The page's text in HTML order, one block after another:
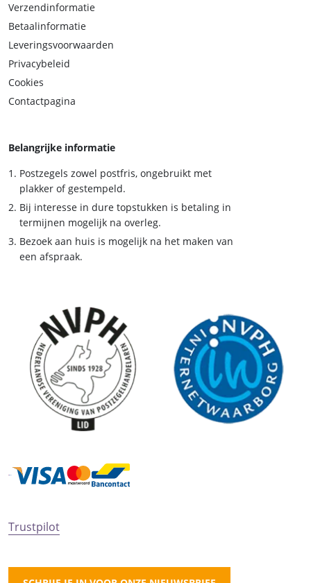
Verzendinformatie
Betaalinformatie
Leveringsvoorwaarden
Privacybeleid
Cookies
Contactpagina
Belangrijke informatie
Postzegels zowel postfris, ongebruikt met
plakker of gestempeld.
Bij interesse in dure topstukken is betaling in
termijnen mogelijk na overleg.
Bezoek aan huis is mogelijk na het maken van
een afspraak.
Trustpilot